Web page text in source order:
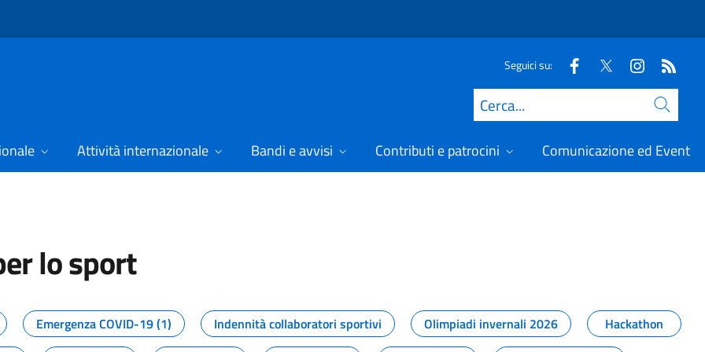
Seguici su:
Cerca
Attività internazionale Bandi e avvisi Contributi e patrocini Comunicazione ed Eventi
lo sport
dal Dipartimento per lo sport
Emergenza COVID-19 (1) Indennità collaboratori sportivi Olimpiadi invernali 2026
Hackathon